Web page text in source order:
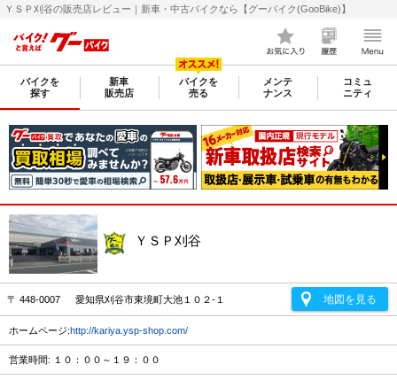
ＹＳＰ刈谷の販売店レビュー｜新車・中古バイクなら【グーバイク(GooBike)】
バイクを
探す
新車
販売店
バイクを
売る
メンテ
ナンス
コミュ
ニティ
ＹＳＰ刈谷
〒 448-0007 愛知県刈谷市東境町大池１０２-１ 地図を見る
ホームページ:http://kariya.ysp-shop.com/
営業時間: １０：００～１９：００